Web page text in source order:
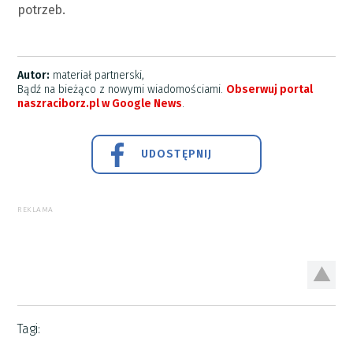
potrzeb.
Autor: materiał partnerski,
Bądź na bieżąco z nowymi wiadomościami. Obserwuj portal
naszraciborz.pl w Google News.
UDOSTĘPNIJ
REKLAMA
Tagi: